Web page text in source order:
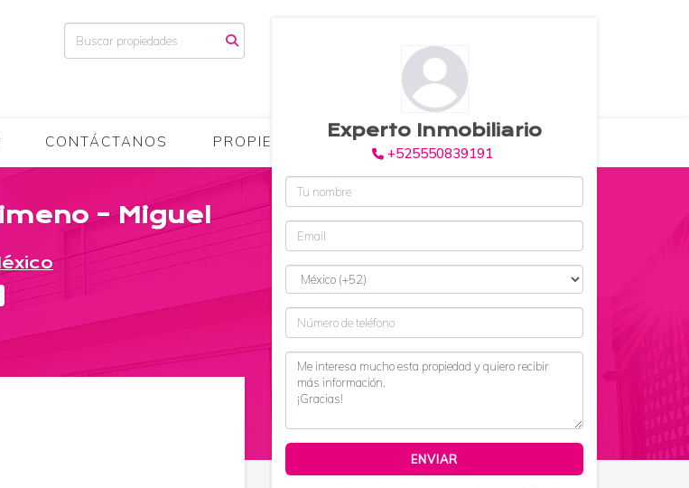
hola@amircherit.com
CONTÁCTANOS PROPIETARIOS ¿QUIÉNES SOMOS?
– Miguel
$120 MXN
Experto Inmobiliario
+525550839191